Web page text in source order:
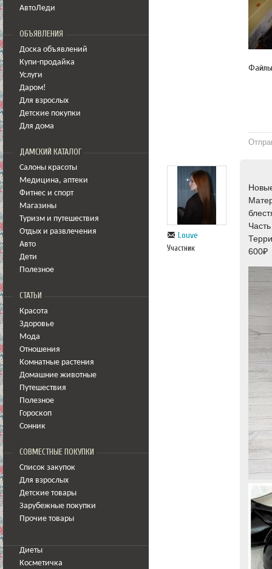
АвтоЛеди
ОБЪЯВЛЕНИЯ
Доска объявлений
Купи-продайка
Услуги
Даром!
Для взрослых
Детские покупки
Для дома
ДАМСКИЙ КАТАЛОГ
Салоны красоты
Медицина, аптеки
Фитнес и спорт
Магазины
Туризм и путешествия
Отдых и развлечения
Авто
Дети
Полезное
СТАТЬИ
Красота
Здоровье
Мода
Отношения
Комнатные растения
Домашние животные
Путешествия
Полезное
Гороскоп
Сонник
СОВМЕСТНЫЕ ПОКУПКИ
Список закупок
Для взрослых
Детские товары
Зарубежные покупки
Прочие товары
Диеты
Косметичка
Louve
Участник
600₽